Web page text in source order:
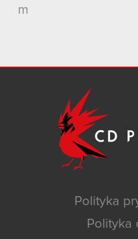
m
Polityka
Polityka